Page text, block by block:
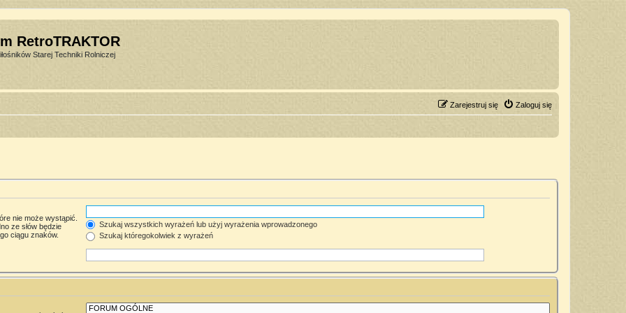
RetroTRAKTOR
Starej Techniki Rolniczej
Zaloguj się
Zarejestruj się
nie może wystąpić.
ze słów będzie
ciągu znaków.
Szukaj wszystkich wyrażeń lub użyj wyrażenia wprowadzonego
Szukaj któregokolwiek z wyrażeń